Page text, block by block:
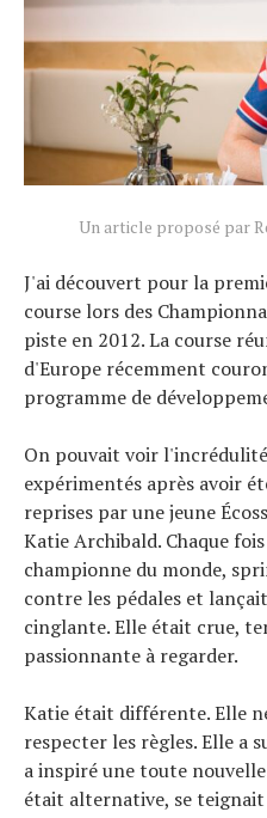
Un article proposé par
J'ai découvert pour la
course lors des
piste en 2012. La course
d'Europe récemment
programme de
On pouvait voir
expérimentés après avoir
reprises par une jeune
Katie Archibald. Chaque
championne du monde,
contre les pédales et
cinglante. Elle était crue,
passionnante à regarder.
Katie était différente. Elle
respecter les règles. Elle a
a inspiré une toute
était alternative, se